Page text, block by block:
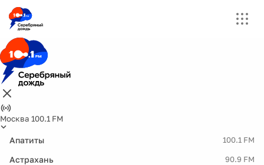
Москва 100.1 FM
Апатиты 100.1 FM
Астрахань 90.9 FM